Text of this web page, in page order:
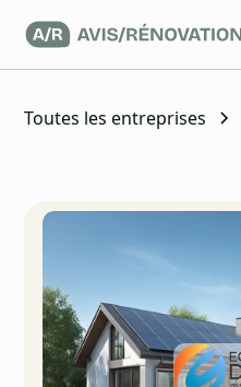
Toutes les entreprises